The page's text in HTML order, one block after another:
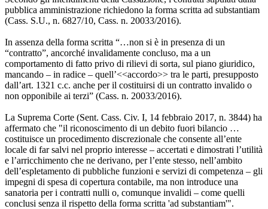
pubblica amministrazione richiedono la forma scritta ad substantiam
(Cass. S.U., n. 6827/10, Cass. n. 20033/2016).
In assenza della forma scritta “…non si è in presenza di un
“contratto”, ancorché invalidamente concluso, ma a un
comportamento di fatto privo di rilievi di sorta, sul piano giuridico,
mancando – in radice – quell’<<accordo>> tra le parti, presupposto
dall’art. 1321 c.c. anche per il costituirsi di un contratto invalido o
non opponibile ai terzi” (Cass. n. 20033/2016).
La Suprema Corte (Sent. Cass. Civ. I, 14 febbraio 2017, n. 3844) ha
affermato che "il riconoscimento di un debito fuori bilancio …
costituisce un procedimento discrezionale che consente all’ente
locale di far salvi nel proprio interesse – accertati e dimostrati l’utilità
e l’arricchimento che ne derivano, per l’ente stesso, nell’ambito
dell’espletamento di pubbliche funzioni e servizi di competenza – gli
impegni di spesa di copertura contabile, ma non introduce una
sanatoria per i contratti nulli o, comunque invalidi – come quelli
conclusi senza il rispetto della forma scritta 'ad substantiam'".